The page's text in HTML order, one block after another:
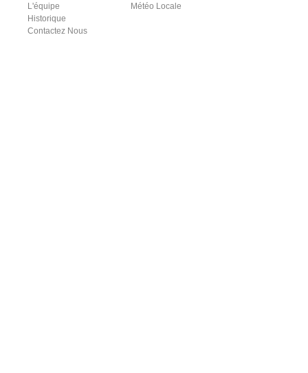
L'équipe
Historique
Contactez Nous
Météo Locale